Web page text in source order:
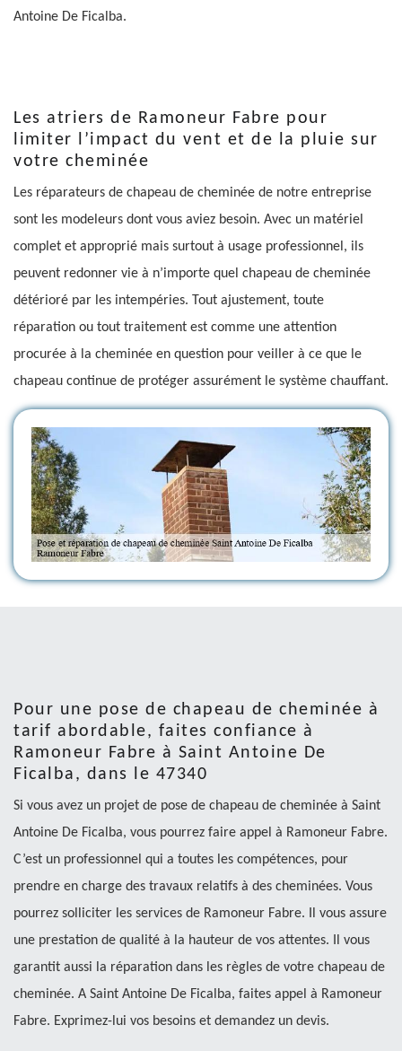
Antoine De Ficalba.
Les atriers de Ramoneur Fabre pour
limiter l’impact du vent et de la pluie sur
votre cheminée
Les réparateurs de chapeau de cheminée de notre entreprise
sont les modeleurs dont vous aviez besoin. Avec un matériel
complet et approprié mais surtout à usage professionnel, ils
peuvent redonner vie à n’importe quel chapeau de cheminée
détérioré par les intempéries. Tout ajustement, toute
réparation ou tout traitement est comme une attention
procurée à la cheminée en question pour veiller à ce que le
chapeau continue de protéger assurément le système chauffant.
Pour une pose de chapeau de cheminée à
tarif abordable, faites confiance à
Ramoneur Fabre à Saint Antoine De
Ficalba, dans le 47340
Si vous avez un projet de pose de chapeau de cheminée à Saint
Antoine De Ficalba, vous pourrez faire appel à Ramoneur Fabre.
C’est un professionnel qui a toutes les compétences, pour
prendre en charge des travaux relatifs à des cheminées. Vous
pourrez solliciter les services de Ramoneur Fabre. Il vous assure
une prestation de qualité à la hauteur de vos attentes. Il vous
garantit aussi la réparation dans les règles de votre chapeau de
cheminée. A Saint Antoine De Ficalba, faites appel à Ramoneur
Fabre. Exprimez-lui vos besoins et demandez un devis.